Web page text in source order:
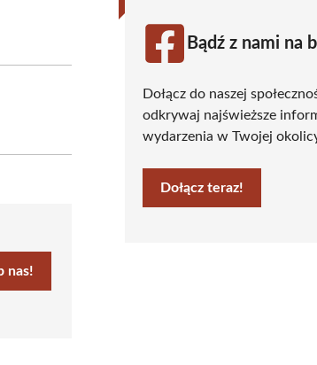
nas!
Bądź z nami na
Dołącz do naszej
odkrywaj najświeższe
wydarzenia w Twojej
Dołącz teraz!